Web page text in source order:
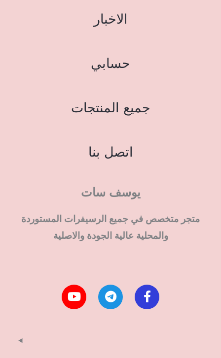
الاخبار
حسابي
جميع المنتجات
اتصل بنا
يوسف سات
متجر متخصص في جميع الرسيفرات المستوردة
والمحلية عالية الجودة والاصلية